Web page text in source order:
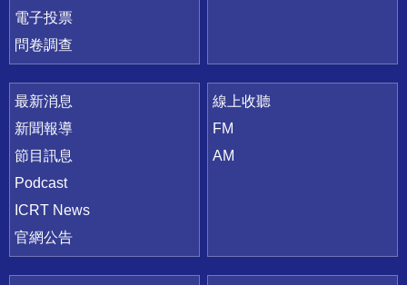
電子投票
問卷調查
最新消息
新聞報導
節目訊息
Podcast
ICRT News
官網公告
線上收聽
FM
AM